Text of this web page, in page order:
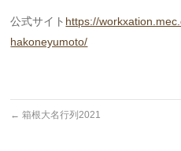
公式サイト https://
hakoneyumoto/
← 箱根大名行列2021